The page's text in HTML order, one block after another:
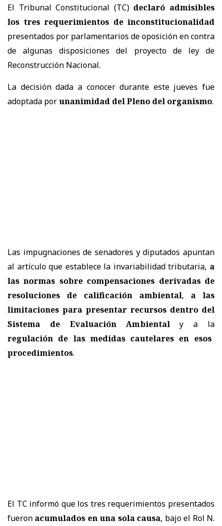
El Tribunal Constitucional (TC) declaró admisibles
los tres requerimientos de inconstitucionalidad
presentados por parlamentarios de oposición en contra
de algunas disposiciones del proyecto de ley de
Reconstrucción Nacional.
La decisión dada a conocer durante este jueves fue
adoptada porunanimidad del Pleno del organismo.
Las impugnaciones de senadores y diputados apuntan
al artículo que establece la invariabilidad tributaria, a
las normas sobre compensaciones derivadas de
resoluciones de calificación ambiental, a las
limitaciones para presentar recursos dentro del
Sistema de Evaluación Ambientaly a la
regulación de las medidas cautelares en esos
procedimientos.
El TC informó que los tres requerimientos presentados
fueron acumulados en una sola causa, bajo el Rol N.